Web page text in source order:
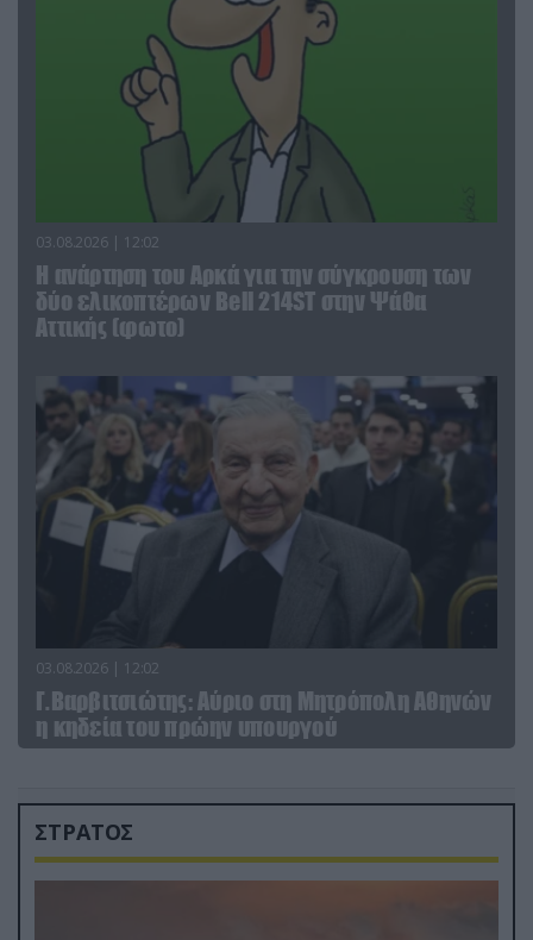
03.08.2026 | 12:02
Η ανάρτηση του Αρκά για την σύγκρουση των
δύο ελικοπτέρων Bell 214ST στην Ψάθα
Αττικής (φωτο)
03.08.2026 | 12:02
Γ.Βαρβιτσιώτης: Aύριο στη Μητρόπολη Αθηνών
η κηδεία του πρώην υπουργού
ΣΤΡΑΤΟΣ